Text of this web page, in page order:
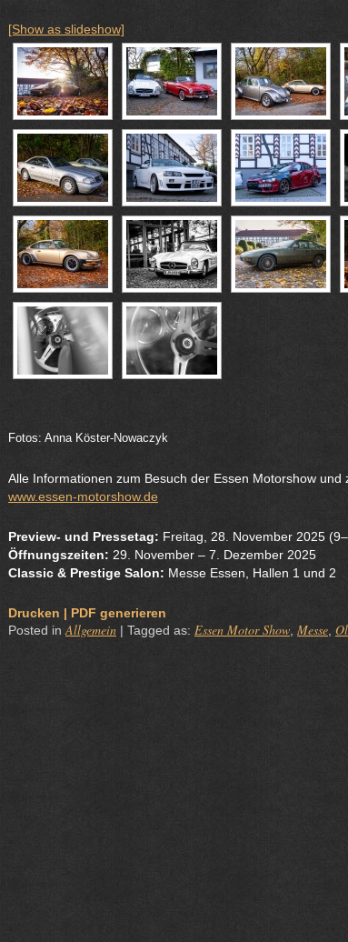
[Show as slideshow]
Fotos: Anna Köster-Nowaczyk
Alle Informationen zum Besuch der Essen Motorshow
www.essen-motorshow.de
Preview- und Pressetag: Freitag, 28. November 2025
Öffnungszeiten: 29. November – 7. Dezember 2025
Classic & Prestige Salon: Messe Essen, Hallen 1 und 2
Drucken | PDF generieren
Posted in Allgemein | Tagged as: Essen Motor Show Messe